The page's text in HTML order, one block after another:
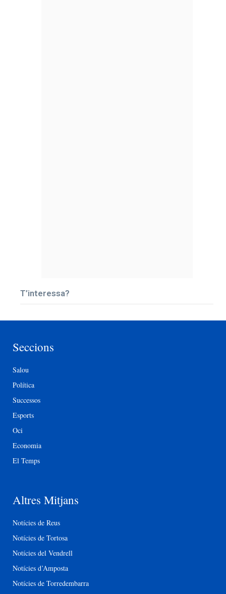
T’interessa?
Seccions
Salou
Política
Successos
Esports
Oci
Economia
El Temps
Altres Mitjans
Notícies de Reus
Notícies de Tortosa
Notícies del Vendrell
Notícies d’Amposta
Notícies de Torredembarra